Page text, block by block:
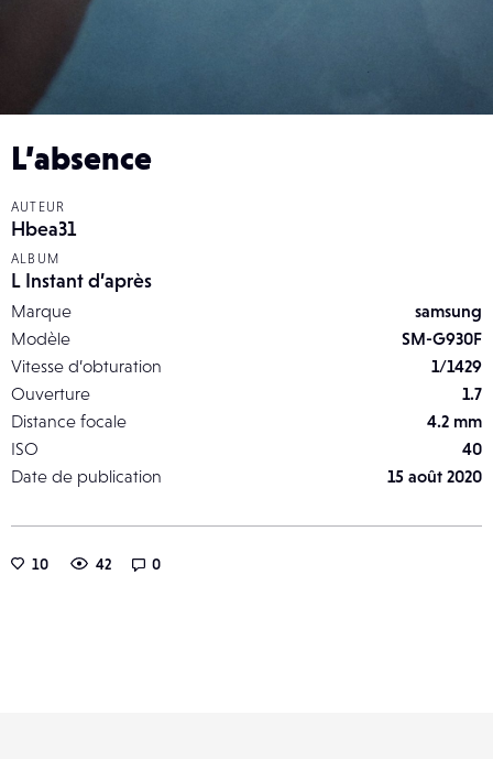
L’absence
AUTEUR
Hbea31
ALBUM
L Instant d’après
Marque
samsung
Modèle
SM-G930F
Vitesse d’obturation
1/1429
Ouverture
1.7
Distance focale
4.2 mm
ISO
40
Date de publication
15 août 2020
10 42 0